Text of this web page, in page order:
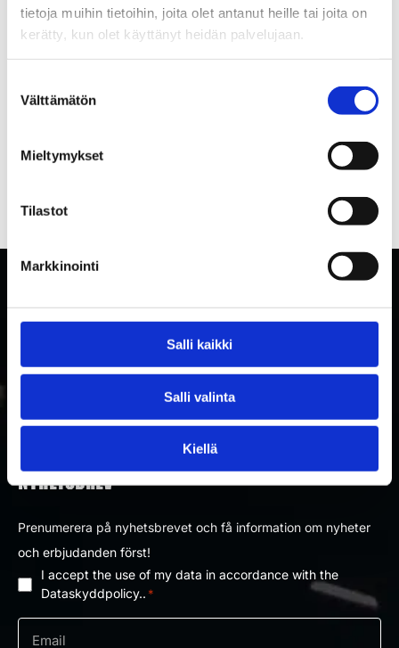
tietoja muihin tietoihin, joita olet antanut heille tai joita on
kerätty, kun olet käyttänyt heidän palvelujaan.
valinta
Välttämätön
Mieltymykset
Tilastot
Markkinointi
Salli kaikki
Salli valinta
Kiellä
PRENUMERERA PÅ RAKETTITUKKU
NYHETSBREV
Prenumerera på nyhetsbrevet och få information om nyheter
och erbjudanden först!
Dataskyddpolicy
*
I accept the use of my data in accordance with the
Dataskyddpolicy.. *